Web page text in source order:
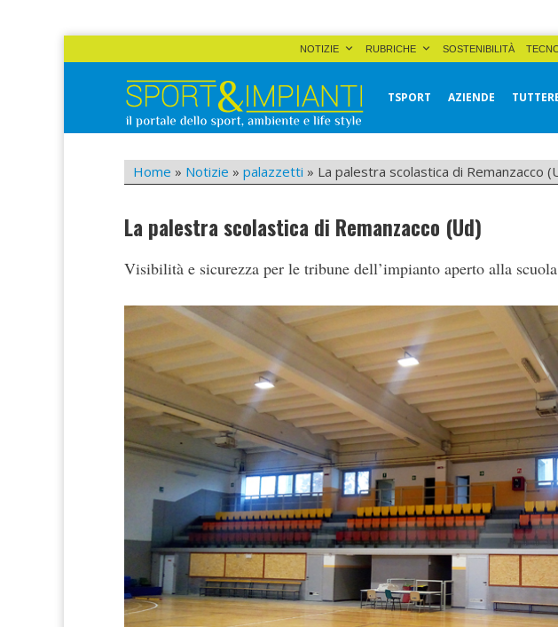
NOTIZIE RUBRICHE SOSTENIBILITÀ
Sport&Impianti
TSPORT AZIENDE
Home » Notizie » palazzetti » La palestra scolastica di Remanzacco
La palestra scolastica di Remanzacco (Ud)
Visibilità e sicurezza per le tribune dell’impianto aperto alla